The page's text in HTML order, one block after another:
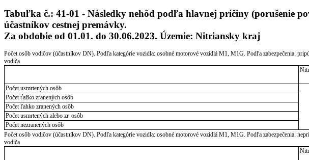
Tabuľka č.: 41-01 - Následky nehôd podľa hlavnej príčiny (porušenie
účastníkov cestnej premávky.
Za obdobie od 01.01. do 30.06.2023. Územie: Nitriansky kraj
Počet osôb vodičov (účastníkov DN). Podľa kategórie vozidla: osobné motorové vozidlá M1, M1G. Podľa zabezpečenia:
vodiča
Počet usmrtených osôb
Počet ťažko zranených osôb
Počet ľahko zranených osôb
Počet usmrtených alebo zr. osôb
Počet nezranených osôb
Počet osôb vodičov (účastníkov DN). Podľa kategórie vozidla: osobné motorové vozidlá M1, M1G. Podľa zabezpečenia:
vodiča